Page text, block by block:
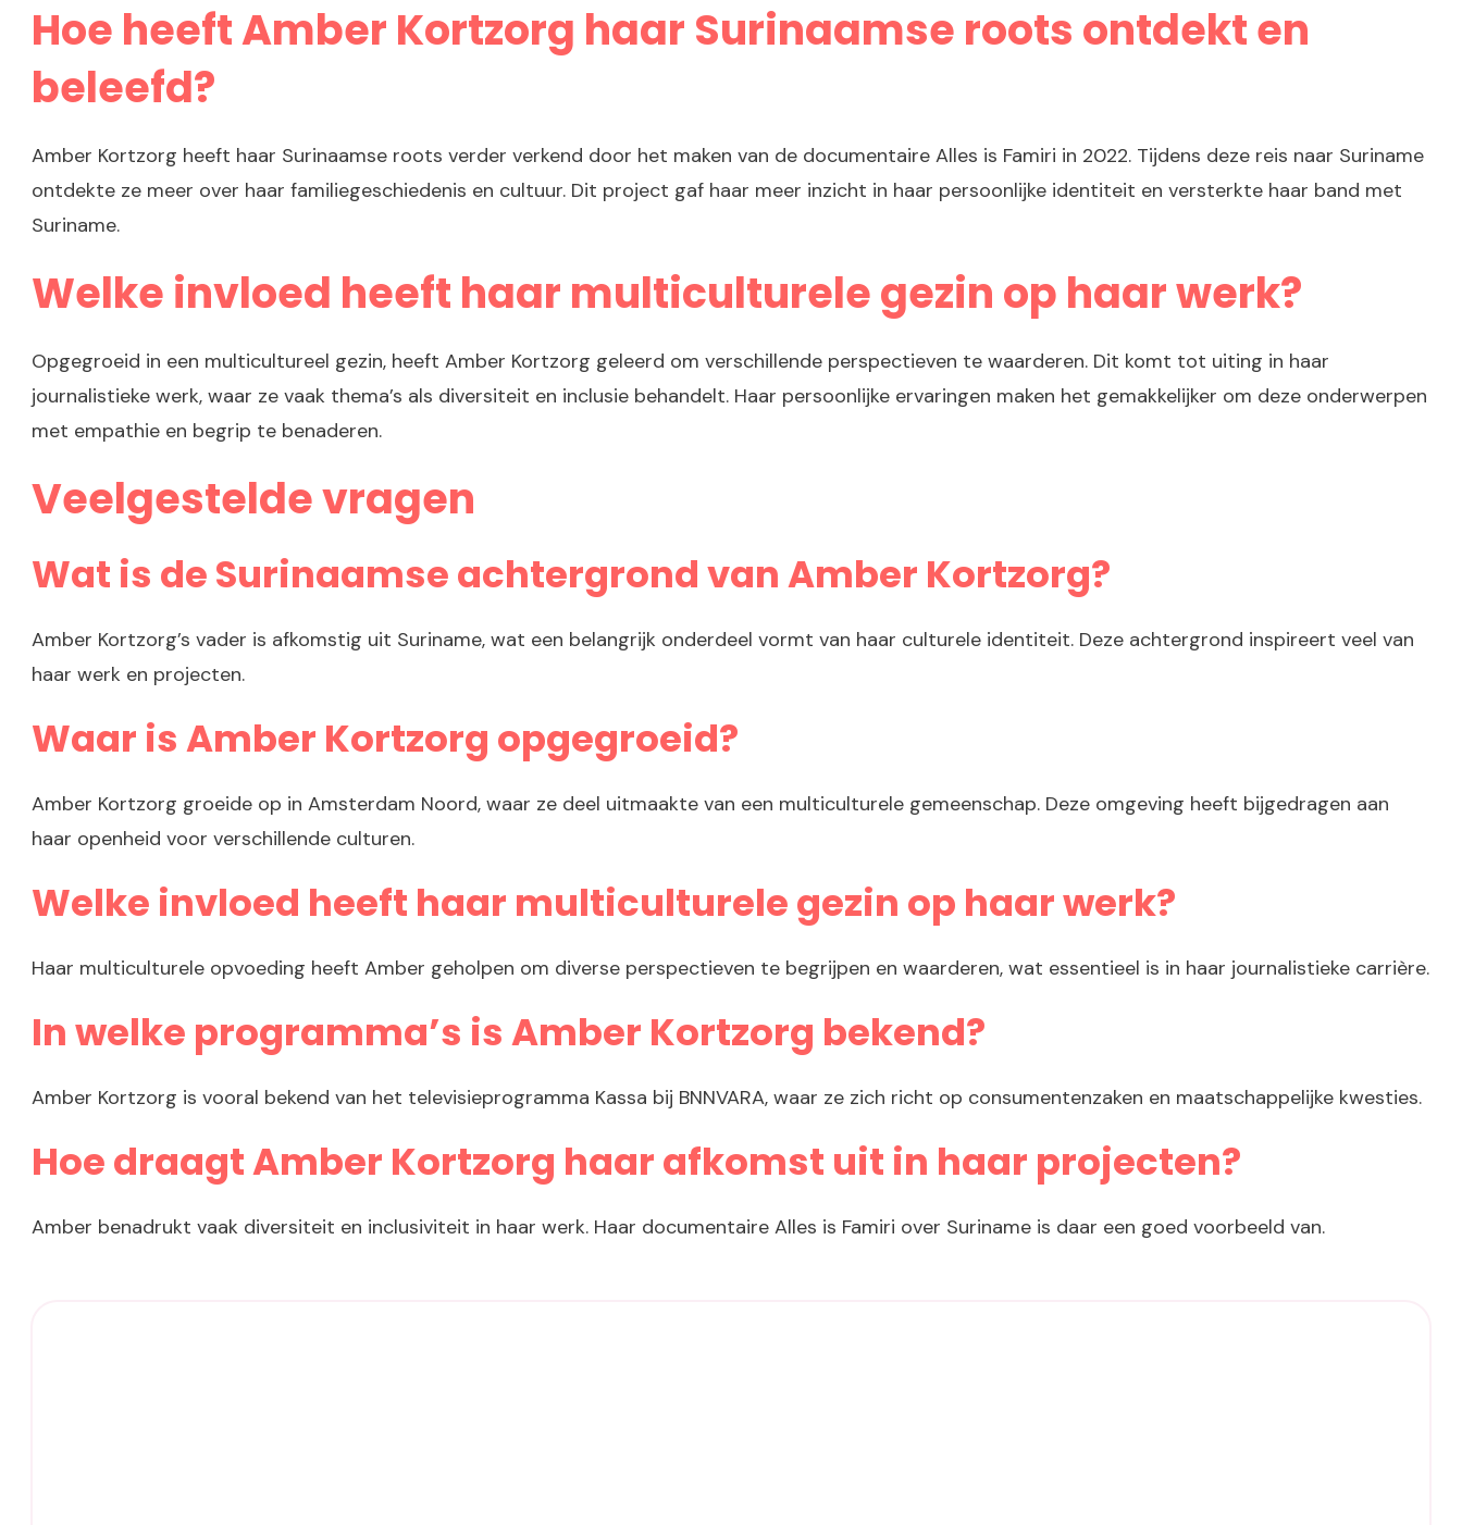
Hoe heeft Amber Kortzorg haar Surinaamse roots ontdekt en
beleefd?
Amber Kortzorg heeft haar Surinaamse roots verder verkend door het maken van de documentaire Alles is Famiri in 2022. Tijdens deze reis naar Suriname
ontdekte ze meer over haar familiegeschiedenis en cultuur. Dit project gaf haar meer inzicht in haar persoonlijke identiteit en versterkte haar band met
Suriname.
Welke invloed heeft haar multiculturele gezin op haar werk?
Opgegroeid in een multicultureel gezin, heeft Amber Kortzorg geleerd om verschillende perspectieven te waarderen. Dit komt tot uiting in haar
journalistieke werk, waar ze vaak thema’s als diversiteit en inclusie behandelt. Haar persoonlijke ervaringen maken het gemakkelijker om deze onderwerpen
met empathie en begrip te benaderen.
Veelgestelde vragen
Wat is de Surinaamse achtergrond van Amber Kortzorg?
Amber Kortzorg’s vader is afkomstig uit Suriname, wat een belangrijk onderdeel vormt van haar culturele identiteit. Deze achtergrond inspireert veel van
haar werk en projecten.
Waar is Amber Kortzorg opgegroeid?
Amber Kortzorg groeide op in Amsterdam Noord, waar ze deel uitmaakte van een multiculturele gemeenschap. Deze omgeving heeft bijgedragen aan
haar openheid voor verschillende culturen.
Welke invloed heeft haar multiculturele gezin op haar werk?
Haar multiculturele opvoeding heeft Amber geholpen om diverse perspectieven te begrijpen en waarderen, wat essentieel is in haar journalistieke carrière.
In welke programma’s is Amber Kortzorg bekend?
Amber Kortzorg is vooral bekend van het televisieprogramma Kassa bij BNNVARA, waar ze zich richt op consumentenzaken en maatschappelijke kwesties.
Hoe draagt Amber Kortzorg haar afkomst uit in haar projecten?
Amber benadrukt vaak diversiteit en inclusiviteit in haar werk. Haar documentaire Alles is Famiri over Suriname is daar een goed voorbeeld van.